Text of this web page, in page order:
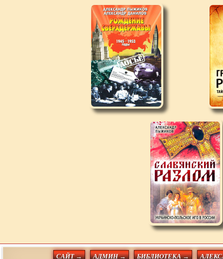
САЙТ → АДМИН → БИБЛИОТЕКА →